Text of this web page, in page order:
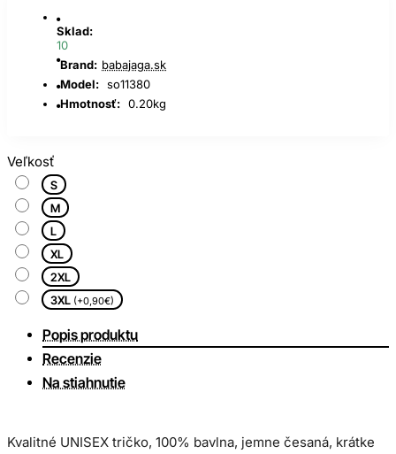
Sklad:
10
Brand: babajaga.sk
Model: so11380
Hmotnosť: 0.20kg
Veľkosť
S
M
L
XL
2XL
3XL (+0,90€)
Popis produktu
Recenzie
Na stiahnutie
Kvalitné UNISEX tričko, 100% bavlna, jemne česaná, krátke